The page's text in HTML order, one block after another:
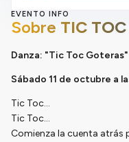
EVENTO INFO
Sobre TIC
Danza: "Tic Toc
Sábado 11 de octubre a
Tic Toc...
Tic Toc...
Comienza la cuenta atrás